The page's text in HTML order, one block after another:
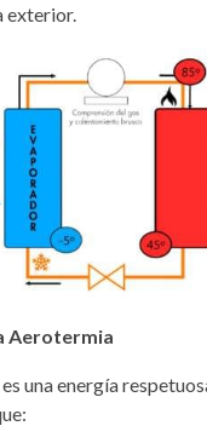
exterior.
Aerotermia
una energía